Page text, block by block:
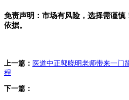
免责声明：市场有风险，选择需谨慎
依据。
上一篇： 医道中正郭晓明老师带来一门
程
下一篇：